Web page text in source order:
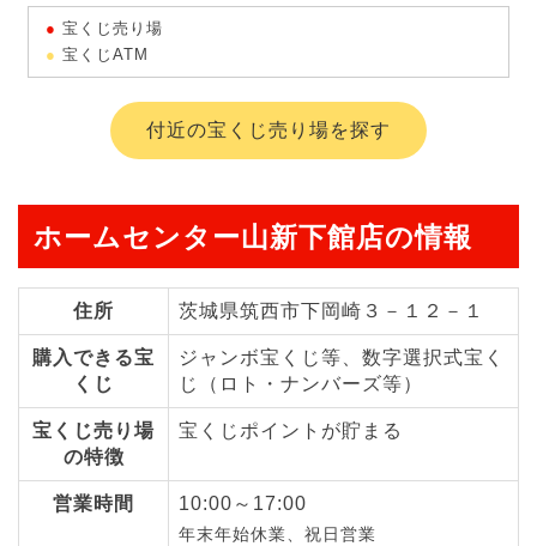
宝くじ売り場
宝くじATM
付近の宝くじ売り場を探す
ホームセンター山新下館店の情報
住所 茨城県筑西市下岡崎３－１２－１
購入できる宝
くじ
ジャンボ宝くじ等、数字選択式宝く
じ（ロト・ナンバーズ等）
宝くじ売り場
の特徴
宝くじポイントが貯まる
営業時間 10:00～17:00
年末年始休業、祝日営業